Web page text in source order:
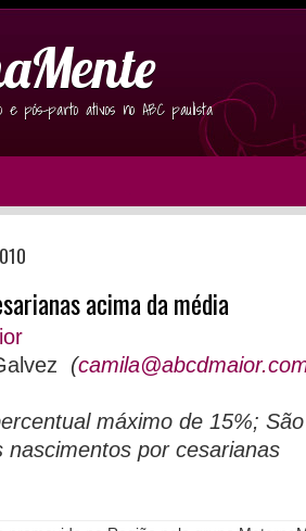
e pós-parto ativos no ABC paulista
acima da média
(
máximo de 15%;
nascimentos por cesarianas